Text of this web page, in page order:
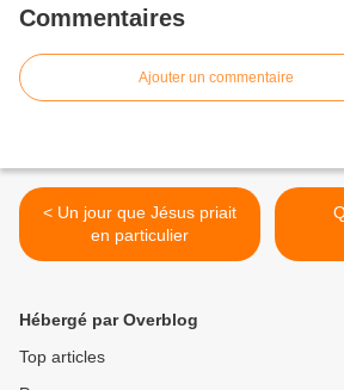
Commentaires
Ajouter un commentaire
< Un jour que Jésus priait
en particulier
Hébergé par Overblog
Top articles